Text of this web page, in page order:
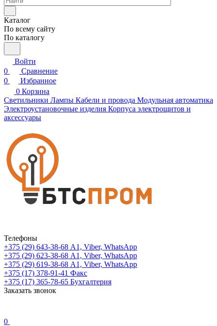
Каталог
По всему сайту
По каталогу
Войти
0
Сравнение
0
Избранное
0 Корзина
Светильники Лампы Кабели и провода Модульная автоматика
Электроустановочные изделия Корпуса электрощитов и
аксессуары
Телефоны
+375 (29) 643-38-68 А1, Viber, WhatsApp
+375 (29) 623-38-68 А1, Viber, WhatsApp
+375 (29) 619-38-68 А1, Viber, WhatsApp
+375 (17) 378-91-41 Факс
+375 (17) 365-78-65 Бухгалтерия
Заказать звонок
0